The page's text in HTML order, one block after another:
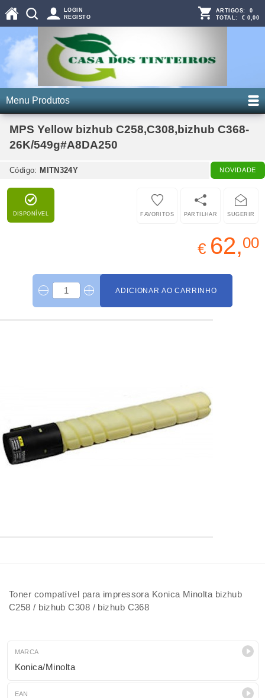
LOGIN
REGISTO
ARTIGOS: 0
TOTAL: € 0,00
Menu Produtos
MPS Yellow bizhub C258,C308,bizhub C368-
26K/549g#A8DA250
Código: MITN324Y NOVIDADE
DISPONÍVEL SUGERIR
PARTILHAR
FAVORITOS
€ 62,00
ADICIONAR AO CARRINHO
Toner compatível para impressora Konica Minolta bizhub
C258 / bizhub C308 / bizhub C368
MARCA
Konica/Minolta
EAN